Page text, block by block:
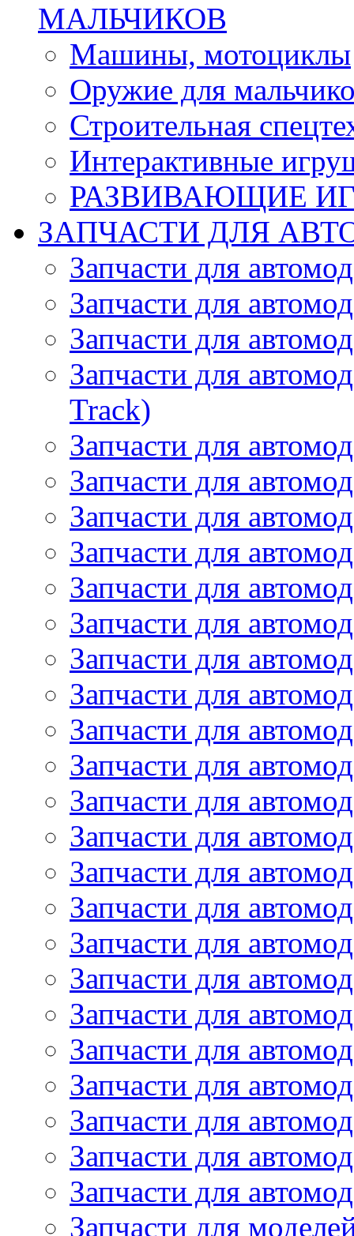
МАЛЬЧИКОВ
Машины, мотоциклы
Оружие для
Строительная
Интерактивные
РАЗВИВАЮЩИЕ
ЗАПЧАСТИ ДЛЯ
Запчасти для
Запчасти для
Запчасти для
Запчасти для
Track)
Запчасти для
Запчасти для
Запчасти для
Запчасти для
Запчасти для
Запчасти для
Запчасти для
Запчасти для
Запчасти для
Запчасти для
Запчасти для
Запчасти для
Запчасти для
Запчасти для
Запчасти для
Запчасти для
Запчасти для
Запчасти для
Запчасти для
Запчасти для
Запчасти для
Запчасти для
Запчасти для